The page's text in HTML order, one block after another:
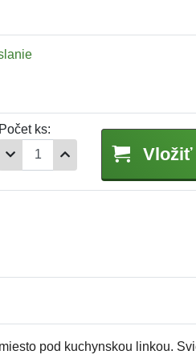
ks:
Vložiť
pod kuchynskou linkou.